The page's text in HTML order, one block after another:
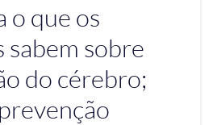
o que os
sabem sobre
do cérebro;